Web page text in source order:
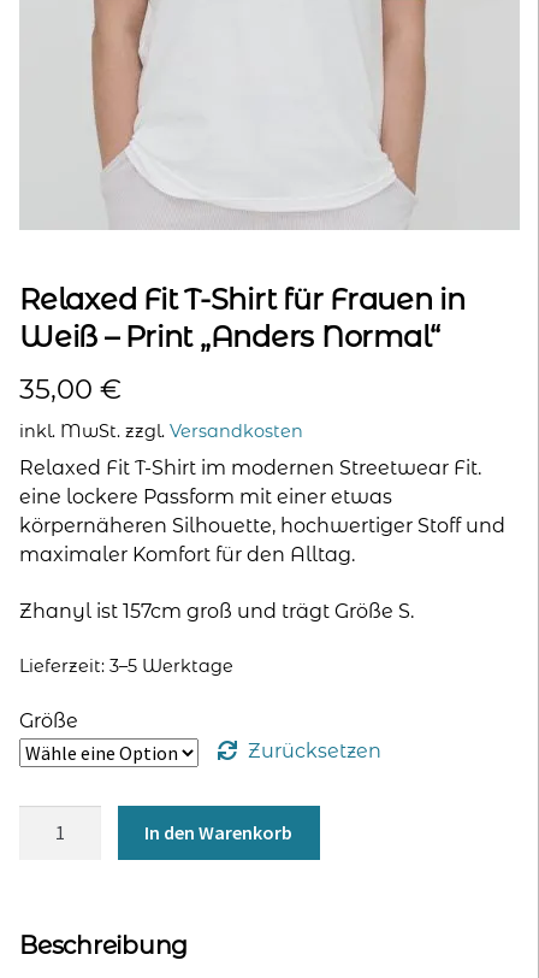
Relaxed Fit T-Shirt für Frauen in
Weiß – Print „Anders Normal“
35,00 €
inkl. MwSt. zzgl. Versandkosten
Relaxed Fit T-Shirt im modernen Streetwear Fit.
eine lockere Passform mit einer etwas
körpernäheren Silhouette, hochwertiger Stoff und
maximaler Komfort für den Alltag.
Zhanyl ist 157cm groß und trägt Größe S.
Lieferzeit: 3–5 Werktage
Größe
Zurücksetzen
für
In den Warenkorb
Beschreibung